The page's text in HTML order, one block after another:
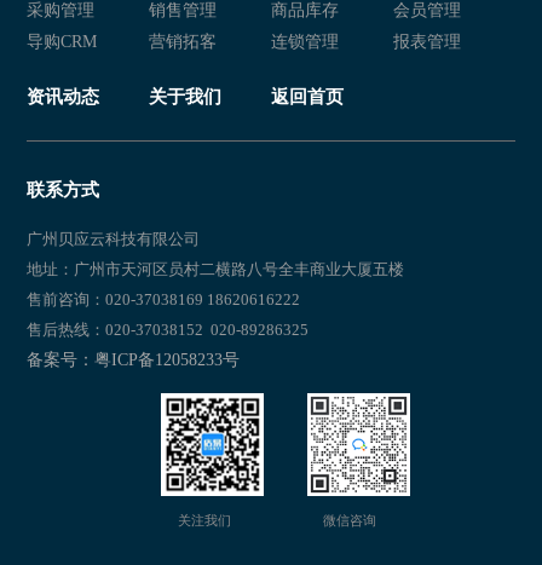
采购管理 销售管理 商品库存
会员管理
导购CRM
营销拓客 连锁管理 报表管理
资讯动态 关于我们 返回首页
联系方式
广州贝应云科技有限公司
地址：广州市天河区员村二横路八号全丰商业大厦五楼
售前咨询：020-37038169 18620616222
售后热线：020-37038152 020-89286325
备案号：粤ICP备12058233号
关注我们 微信咨询